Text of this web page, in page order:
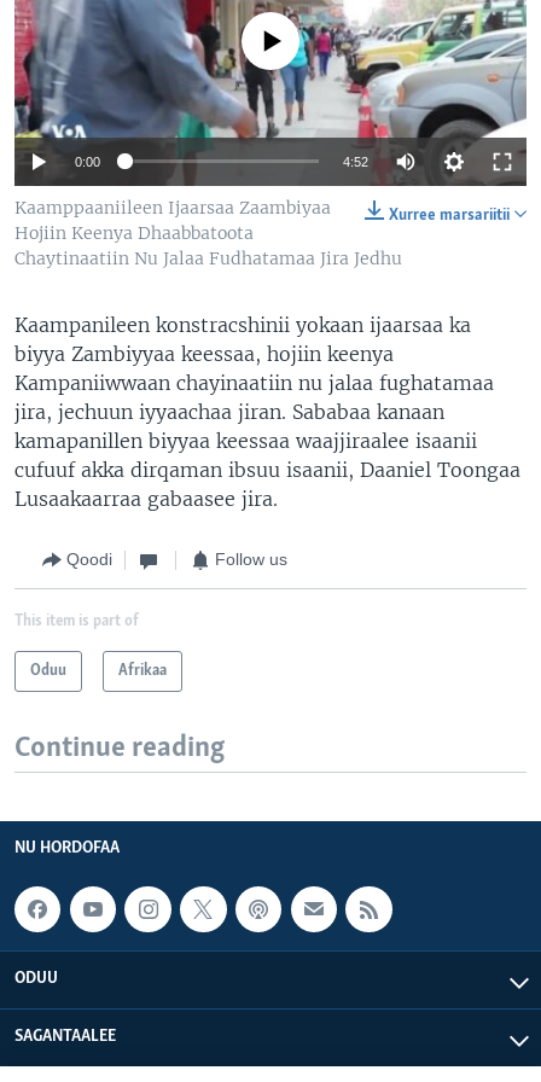
No media source currently available
0:00 4:52
Xurree marsariitii
Kaamppaaniileen Ijaarsaa Zaambiyaa
Hojiin Keenya Dhaabbatoota
Chaytinaatiin Nu Jalaa Fudhatamaa Jira Jedhu
Kaampanileen konstracshinii yokaan ijaarsaa ka
biyya Zambiyyaa keessaa, hojiin keenya
Kampaniiwwaan chayinaatiin nu jalaa fughatamaa
jira, jechuun iyyaachaa jiran. Sababaa kanaan
kamapanillen biyyaa keessaa waajjiraalee isaanii
cufuuf akka dirqaman ibsuu isaanii, Daaniel Toongaa
Lusaakaarraa gabaasee jira.
Qoodi Follow us
This item is part of
Oduu Afrikaa
Continue reading
NU HORDOFAA
ODUU
SAGANTAALEE